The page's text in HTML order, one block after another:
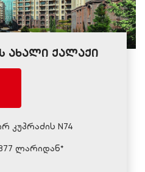
ახალი ქალაქი
კუპრაძის N74
ლარიდან*